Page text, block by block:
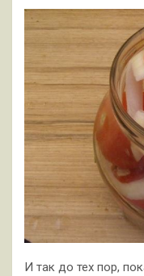
И так до тех пор,